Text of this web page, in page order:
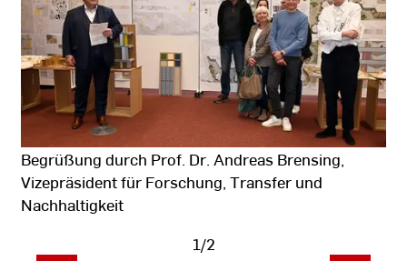
Hochschule
RheinMain
Begrüßung durch Prof. Dr. Andreas Brensing,
Vizepräsident für Forschung, Transfer und
Nachhaltigkeit
1/2